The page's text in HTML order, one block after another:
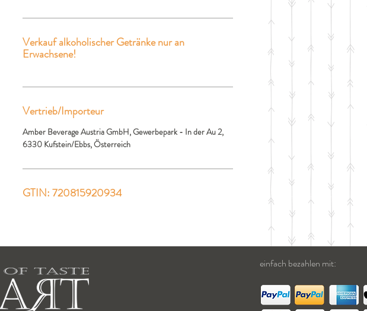
Verkauf alkoholischer Getränke nur an
Erwachsene!
Vertrieb/Importeur
Amber Beverage Austria GmbH, Gewerbepark - In der Au 2,
6330 Kufstein/Ebbs, Österreich
GTIN: 720815920934
einfach bezahlen mit: